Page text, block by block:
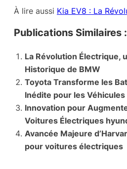
À lire aussi Kia EV8 : La
Publications Similaires :
La Révolution Électrique,
Historique de BMW
Toyota Transforme les
Inédite pour les
Innovation pour
Voitures Électriques
Avancée Majeure
pour voitures électriques